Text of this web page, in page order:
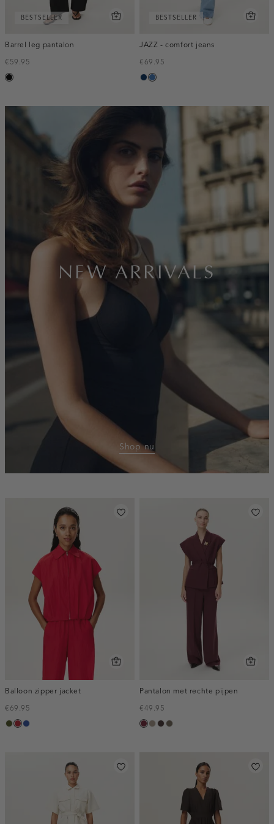
BESTSELLER
Barrel leg pantalon
€59.95
zwart
BESTSELLER
JAZZ - comfort jeans
€69.95
blauw,
dark
blauw,
middle
banner:new-
arrivals
NEW ARRIVALS
Shop nu
Balloon zipper jacket
€69.95
groen,
donkerrood
kobaltblauw
Pantalon met rechte pijpen
€49.95
bordeaux,
taupe,
choco,
bruin